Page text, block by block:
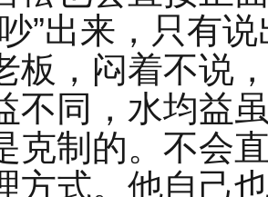
”出来，只有
板，闷着不说
不同，水均益
克制的。不会
方式。他自己